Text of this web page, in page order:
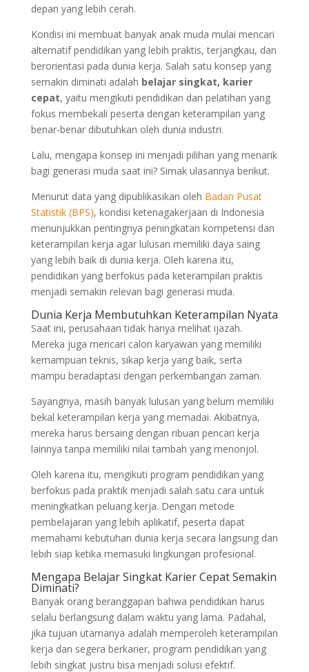
depan yang lebih cerah.
Kondisi ini membuat banyak anak muda mulai mencari
alternatif pendidikan yang lebih praktis, terjangkau, dan
berorientasi pada dunia kerja. Salah satu konsep yang
semakin diminati adalah belajar singkat, karier
cepat, yaitu mengikuti pendidikan dan pelatihan yang
fokus membekali peserta dengan keterampilan yang
benar-benar dibutuhkan oleh dunia industri.
Lalu, mengapa konsep ini menjadi pilihan yang menarik
bagi generasi muda saat ini? Simak ulasannya berikut.
Menurut data yang dipublikasikan oleh Badan Pusat
Statistik (BPS), kondisi ketenagakerjaan di Indonesia
menunjukkan pentingnya peningkatan kompetensi dan
keterampilan kerja agar lulusan memiliki daya saing
yang lebih baik di dunia kerja. Oleh karena itu,
pendidikan yang berfokus pada keterampilan praktis
menjadi semakin relevan bagi generasi muda.
Dunia Kerja Membutuhkan Keterampilan Nyata
Saat ini, perusahaan tidak hanya melihat ijazah.
Mereka juga mencari calon karyawan yang memiliki
kemampuan teknis, sikap kerja yang baik, serta
mampu beradaptasi dengan perkembangan zaman.
Sayangnya, masih banyak lulusan yang belum memiliki
bekal keterampilan kerja yang memadai. Akibatnya,
mereka harus bersaing dengan ribuan pencari kerja
lainnya tanpa memiliki nilai tambah yang menonjol.
Oleh karena itu, mengikuti program pendidikan yang
berfokus pada praktik menjadi salah satu cara untuk
meningkatkan peluang kerja. Dengan metode
pembelajaran yang lebih aplikatif, peserta dapat
memahami kebutuhan dunia kerja secara langsung dan
lebih siap ketika memasuki lingkungan profesional.
Mengapa Belajar Singkat Karier Cepat Semakin
Diminati?
Banyak orang beranggapan bahwa pendidikan harus
selalu berlangsung dalam waktu yang lama. Padahal,
jika tujuan utamanya adalah memperoleh keterampilan
kerja dan segera berkarier, program pendidikan yang
lebih singkat justru bisa menjadi solusi efektif.